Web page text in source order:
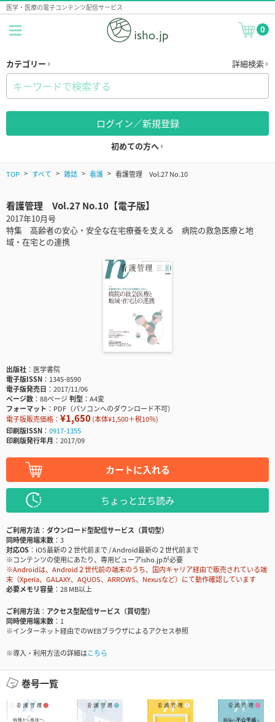
医学・医療の電子コンテンツ配信サービス
0
カテゴリー 詳細検索
ログイン／新規登録
初めての方へ
TOP すべて 雑誌 看護 看護管理 Vol.27 No.10
看護管理 Vol.27 No.10【電子版】
2017年10月号
特集 高齢者の安心・安全な在宅療養を支える 病院の救急医療と地
域・在宅との連携
出版社
医学書院
電子版ISSN
1345-8590
電子版発売日
2017/11/06
ページ数
88ページ判型
A4変
フォーマット
PDF（パソコンへのダウンロード不可）
電子版販売価格： ¥1,650(本体¥1,500＋税10％)
印刷版ISSN
0917-1355
印刷版発行年月
2017/09
カートに入れる
ちょっと立ち読み
ご利用方法
ダウンロード型配信サービス（買切型）
同時使用端末数
3
対応OS
iOS最新の２世代前まで / Android最新の２世代前まで
※コンテンツの使用にあたり、専用ビューアisho.jpが必要
※Androidは、Android２世代前の端末のうち、国内キャリア経由で販売されている端
末（Xperia、GALAXY、AQUOS、ARROWS、Nexusなど）にて動作確認しています
必要メモリ容量
28 MB以上
ご利用方法
アクセス型配信サービス（買切型）
同時使用端末数
1
※インターネット経由でのWEBブラウザによるアクセス参照
※導入・利用方法の詳細はこちら
巻号一覧